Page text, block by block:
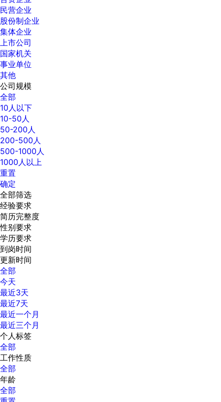
民营企业
股份制企业
集体企业
上市公司
国家机关
事业单位
其他
公司规模
全部
10人以下
10-50人
50-200人
200-500人
500-1000人
1000人以上
重置
确定
全部筛选
经验要求
简历完整度
性别要求
学历要求
到岗时间
更新时间
全部
今天
最近3天
最近7天
最近一个月
最近三个月
个人标签
全部
工作性质
全部
年龄
全部